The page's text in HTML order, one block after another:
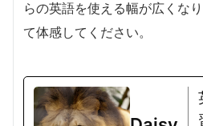
らの英語を使える幅が広くな
て体感してください。